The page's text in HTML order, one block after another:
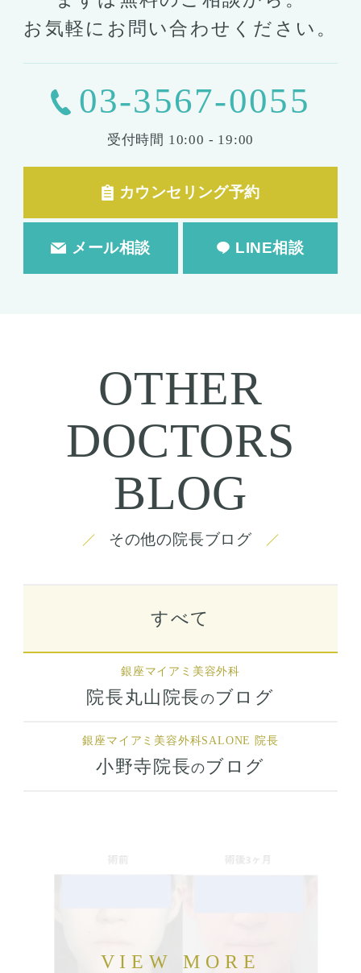
お気軽にお問い合わせください。
03-3567-0055
受付時間 10:00 - 19:00
カウンセリング予約
メール相談 LINE相談
OTHER
DOCTORS
BLOG
その他の院長ブログ
すべて
銀座マイアミ美容外科
院長丸山院長のブログ
銀座マイアミ美容外科SALONE 院長
小野寺院長のブログ